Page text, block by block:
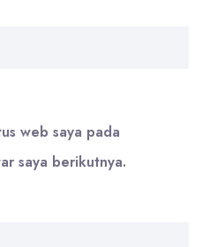
web saya pada
saya berikutnya.